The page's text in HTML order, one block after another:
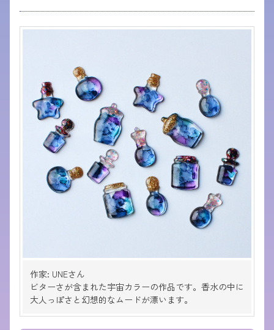
作家: UNEさん
ビターさが含まれた宇宙カラーの作品です。香水の中に
大人っぽさと幻想的なムードが漂います。